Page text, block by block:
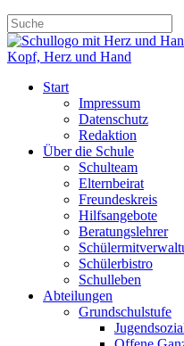
Start
Impressum
Datenschutz
Redaktion
Über die Schule
Schulteam
Elternbeirat
Freundeskreis
Hilfsangebote
Beratungslehrer
Schülerbistro
Schulleben
Abteilungen
Grundschulstufe